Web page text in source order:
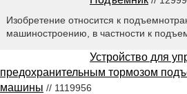
Изобретение относится к
машиностроению, в частности к
Устройство для
предохранительным тормозом
машины // 1119956